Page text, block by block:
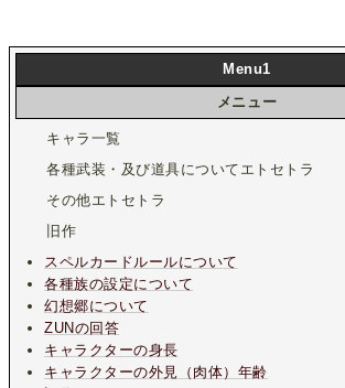
Menu1
メニュー
キャラ一覧
各種武装・及び道具についてエトセトラ
その他エトセトラ
旧作
スペルカードルールについて
各種族の設定について
幻想郷について
ZUNの回答
キャラクターの身長
キャラクターの外見（肉体）年齢